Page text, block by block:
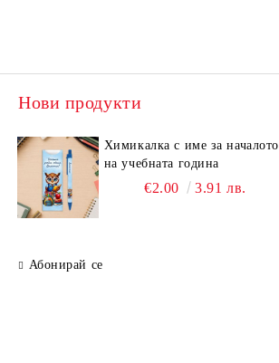
Нови продукти
Химикалка с име за началото
на учебната година
€2.00 3.91 лв.
Абонирай се